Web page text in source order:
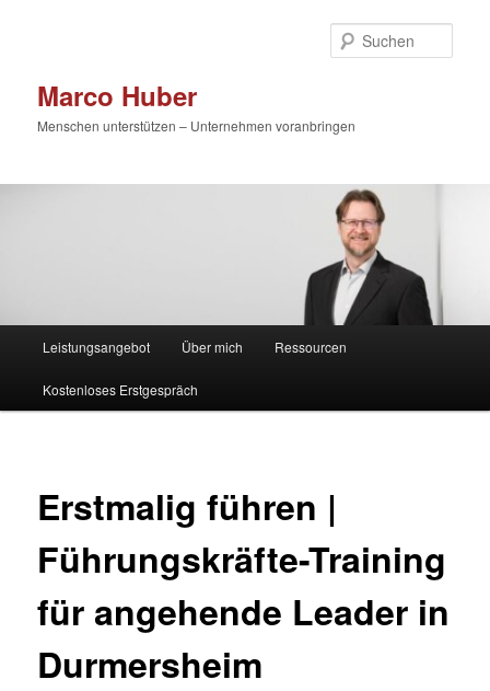
Marco Huber
Menschen unterstützen – Unternehmen voranbringen
Leistungsangebot Über mich Ressourcen
Kostenloses Erstgespräch
Erstmalig führen |
Führungskräfte-Training
für angehende Leader in
Durmersheim